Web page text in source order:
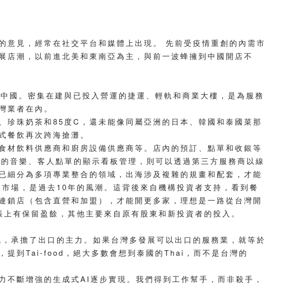
意見，經常在社交平台和媒體上出現。 先前受疫情重創的內需市
潮，以前進北美和東南亞為主，與前一波蜂擁到中國開店不
國。密集在建與已投入營運的捷運、輕軌和商業大樓，是為服務
業者在內。
珠奶茶和85度C，還未能像同屬亞洲的日本、韓國和泰國菜那
飲再次跨海搶灘。
飲料供應商和廚房設備供應商等。店內的預訂、點單和收銀等
樂、客人點單的顯示看板管理，則可以透過第三方服務商以線
分為多項專業整合的領域，出海涉及複雜的規畫和配套，才能
場，是過去10年的風潮。這背後來自機構投資者支持，看到餐
店（包含直營和加盟），才能開更多家，理想是一路從台灣開
有保留盈餘，其他主要來自原有股東和新投資者的投入。
承擔了出口的主力。如果台灣多發展可以出口的服務業，就等於
提到Tai-food，絕大多數會想到泰國的Thai，而不是台灣的
斷增強的生成式AI逐步實現。我們得到工作幫手，而非殺手，